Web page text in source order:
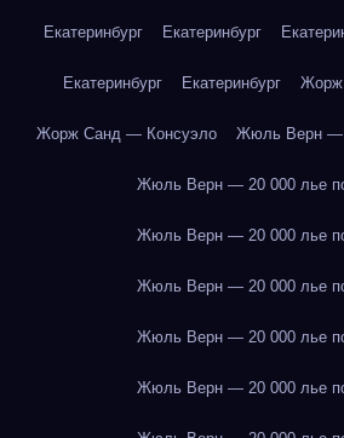
Екатеринбург Екатеринбург
Екатеринбург Екатеринбург Жорж
Жорж Санд — Консуэло Жюль Верн —
Жюль Верн — 20 000 лье
Жюль Верн — 20 000 лье
Жюль Верн — 20 000 лье
Жюль Верн — 20 000 лье
Жюль Верн — 20 000 лье